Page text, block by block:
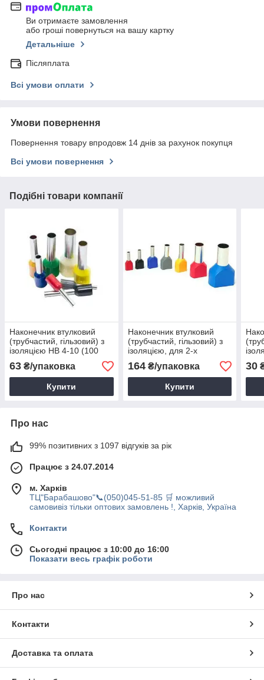
Ви отримаєте замовлення
або гроші повернуться на вашу картку
Детальніше
Післяплата
Всі умови оплати
Умови повернення
Повернення товару впродовж 14 днів за рахунок покупця
Всі умови повернення
Подібні товари компанії
Наконечник втулковий
(трубчастий, гільзовий) з
ізоляцією НВ 4-10 (100
шт.)
63 ₴/упаковка
Купити
Наконечник втулковий
(трубчастий, гільзовий) з
ізоляцією, для 2-х
проводів TE 4-12 (100 шт.)
164₴/упаковка
Купити
шт.)
30
Про нас
99% позитивних з 1097 відгуків за рік
Працює з 24.07.2014
м. Харків
ТЦ"Барабашово"📞(050)045-51-85 🛒 можливий
самовивіз тільки оптових замовлень !, Харків, Україна
Контакти
Сьогодні працює з 10:00 до 16:00
Показати весь графік роботи
Про нас
Контакти
Доставка та оплата